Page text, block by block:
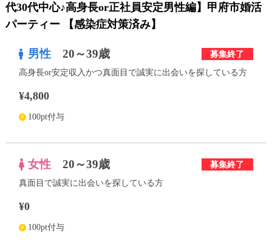
公式アカウントで最新情報を配信中！
PR
代30代中心♪高身長or正社員安定男性編】甲府市婚活
パーティー 【感染症対策済み】
男性 20～39歳 募集終了
高身長or安定収入かつ真面目で誠実に出会いを探している方
¥4,800
100pt付与
女性 20～39歳 募集終了
真面目で誠実に出会いを探している方
¥0
100pt付与